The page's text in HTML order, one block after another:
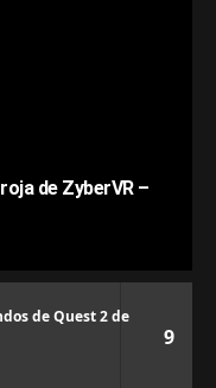
de ZyberVR –
de Quest 2 de
9